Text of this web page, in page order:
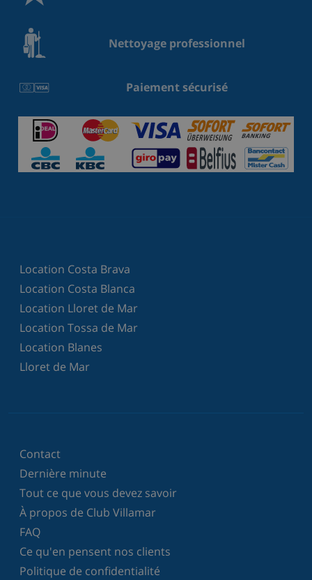
Nettoyage professionnel
Paiement sécurisé
Location Costa Brava
Location Costa Blanca
Location Lloret de Mar
Location Tossa de Mar
Location Blanes
Lloret de Mar
Contact
Dernière minute
Tout ce que vous devez savoir
À propos de Club Villamar
FAQ
Ce qu'en pensent nos clients
Politique de confidentialité